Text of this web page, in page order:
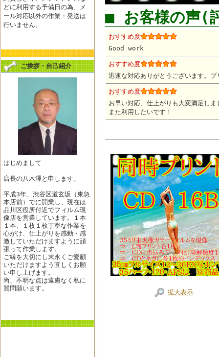
どに利用する予備日の為、メ
ール対応以外の作業・発送は
行いません。
ご挨拶・自己紹介
はじめまして
店長の八木澤と申します。
平成3年、渋谷区道玄坂（東急
本店前）でに開業し、現在は
品川区役所付近でフィルム現
像店を営業しています。１本
１本、１枚１枚丁寧な作業を
心がけ、仕上がりを感動・感
激していただけますように頑
張って作業します。
ご縁を大切にし末永くご愛顧
いただけますよう宜しくお願
い申し上げます。
尚、不明な点は遠慮なく私に
質問願います。
■ お客様の声(
おすすめ度
Good work
おすすめ度
迅速な対応ありがとうございます。
おすすめ度
お早い対応、仕上がりも大変満足しま
また利用したいです！
拡大表示